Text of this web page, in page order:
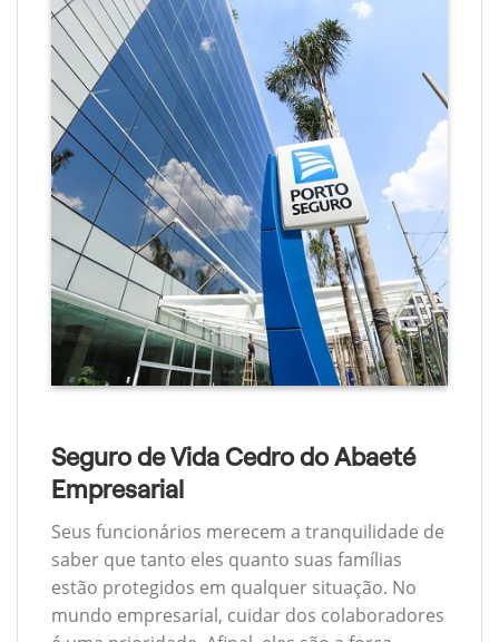
Seguro de Vida Cedro do Abaeté
Empresarial
Seus funcionários merecem a tranquilidade de
saber que tanto eles quanto suas famílias
estão protegidos em qualquer situação. No
mundo empresarial, cuidar dos colaboradores